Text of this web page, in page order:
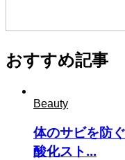
おすすめ記事
Beauty
体のサビを防
酸化スト...